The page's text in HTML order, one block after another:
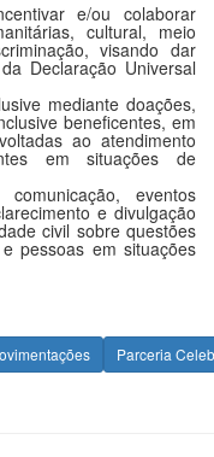
e/ou colaborar
cultural, meio
visando dar
Declaração Universal
mediante doações,
beneficentes, em
ao atendimento
em situações de
eventos
e divulgação
civil sobre questões
pessoas em situações
Parceria